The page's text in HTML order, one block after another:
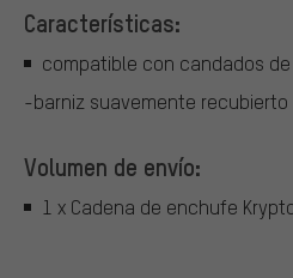
Características:
compatible con candados de
-barniz suavemente recubierto
Volumen de envío:
1 x Cadena de enchufe